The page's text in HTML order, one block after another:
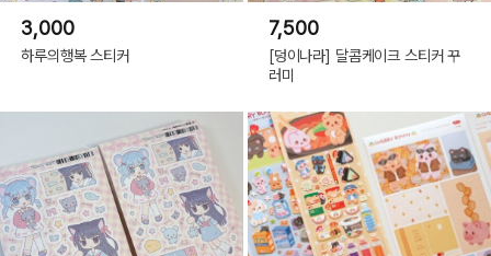
3,000
하루의행복 스티커
7,500
[덩이나라] 달콤케이크 스티커 꾸
러미